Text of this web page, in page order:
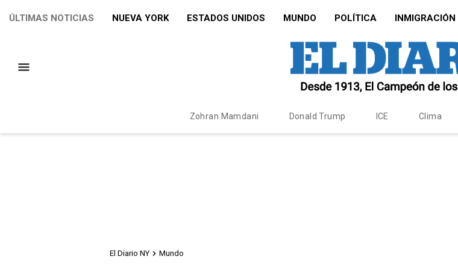
ÚLTIMAS NOTICIAS NUEVA YORK ESTADOS UNIDOS MUNDO POLÍTICA INMIGRACIÓN
Zohran Mamdani Donald Trump ICE Clima
El Diario NY Mundo